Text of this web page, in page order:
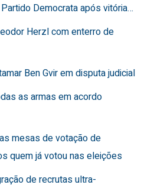
Democrata após vitória…
Herzl com enterro de
Ben Gvir em disputa judicial
as armas em acordo
mesas de votação de
quem já votou nas eleições
de recrutas ultra-